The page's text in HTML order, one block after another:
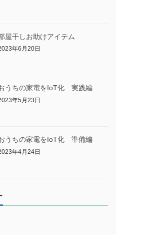
屋干しお助けアイテム
年6月20日
うちの家電をIoT化 実践編
年5月23日
うちの家電をIoT化 準備編
年4月24日